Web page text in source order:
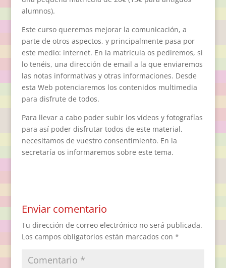
alumnos).
Este curso queremos mejorar la comunicación, a
parte de otros aspectos, y principalmente pasa por
este medio: internet. En la matrícula os pediremos, si
lo tenéis, una dirección de email a la que enviaremos
las notas informativas y otras informaciones. Desde
esta Web potenciaremos los contenidos multimedia
para disfrute de todos.
Para llevar a cabo poder subir los vídeos y fotografías
para así poder disfrutar todos de este material,
necesitamos de vuestro consentimiento. En la
secretaría os informaremos sobre este tema.
Enviar comentario
Tu dirección de correo electrónico no será publicada.
Los campos obligatorios están marcados con *